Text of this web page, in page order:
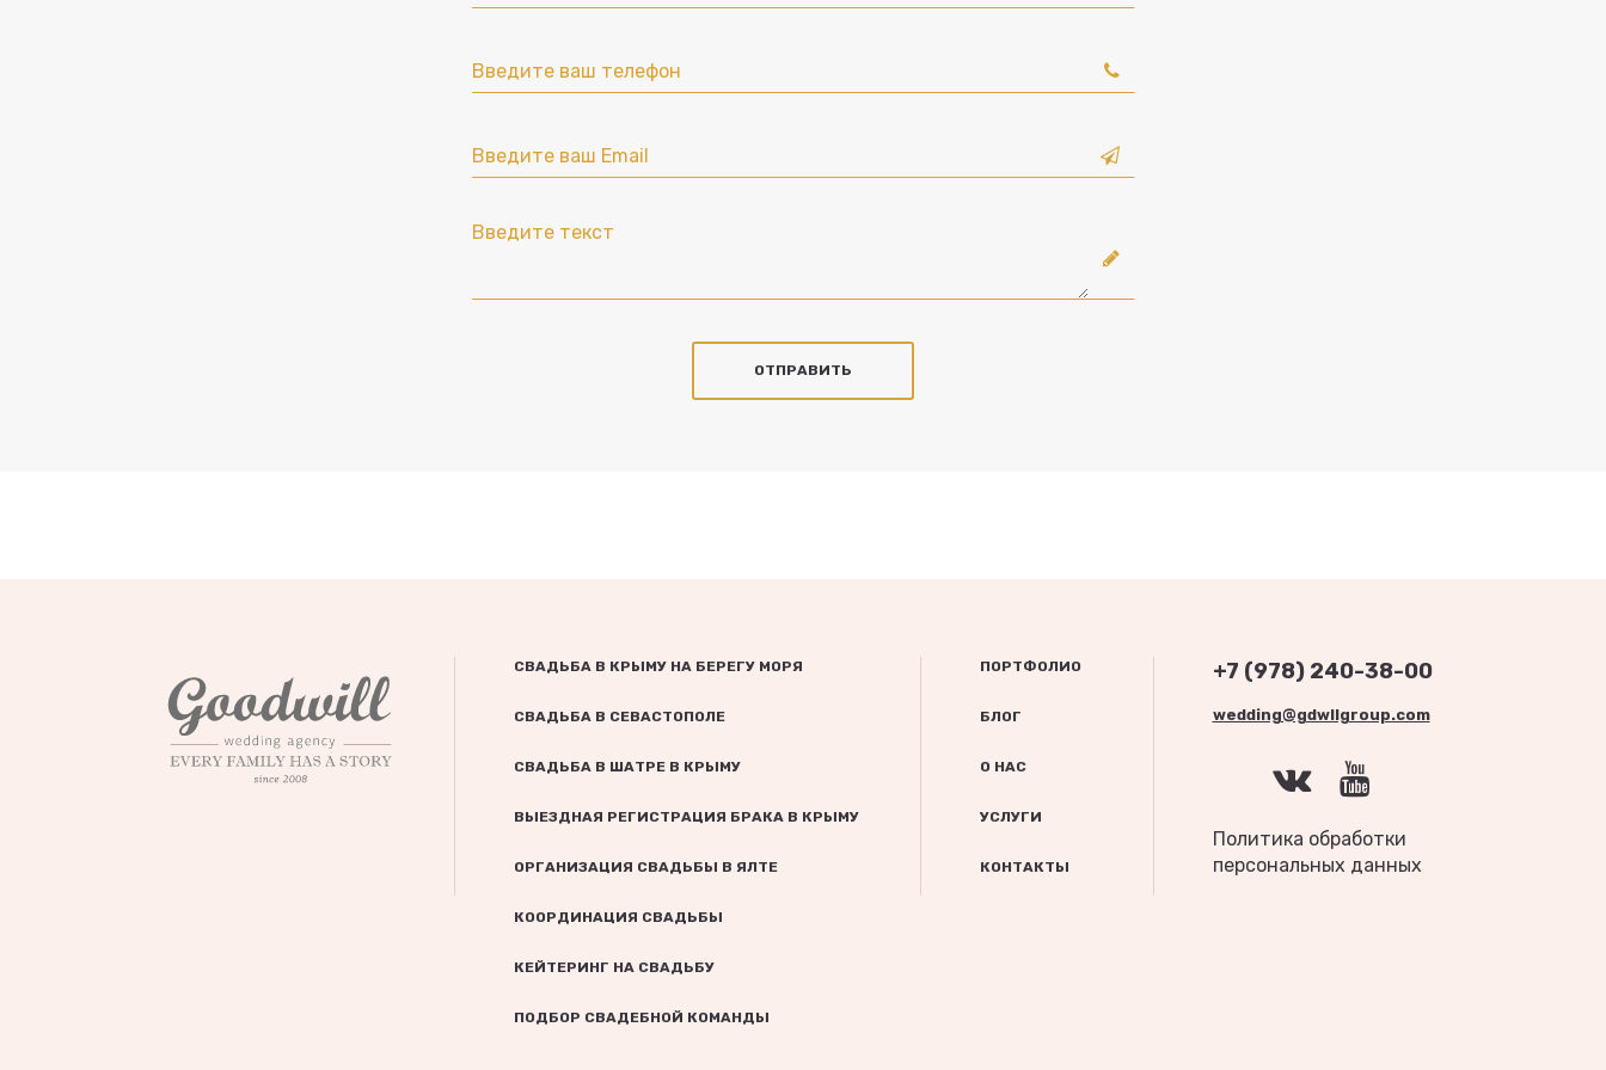
СВАДЬБА В КРЫМУ НА БЕРЕГУ МОРЯ
СВАДЬБА В СЕВАСТОПОЛЕ
СВАДЬБА В ШАТРЕ В КРЫМУ
ВЫЕЗДНАЯ РЕГИСТРАЦИЯ БРАКА В КРЫМУ
ОРГАНИЗАЦИЯ СВАДЬБЫ В ЯЛТЕ
КООРДИНАЦИЯ СВАДЬБЫ
КЕЙТЕРИНГ НА СВАДЬБУ
ПОДБОР СВАДЕБНОЙ КОМАНДЫ
ПОРТФОЛИО
БЛОГ
О НАС
УСЛУГИ
КОНТАКТЫ
+7 (978) 240-38-00
wedding@gdwllgroup.com
Политика обработки
персональных данных